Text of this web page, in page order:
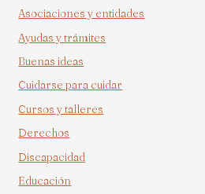
Asociaciones y entidades
Ayudas y trámites
Buenas ideas
Cuidarse para cuidar
Cursos y talleres
Derechos
Discapacidad
Educación